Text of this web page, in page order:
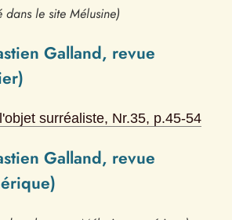
le site Mélusine)
Galland, revue
surréaliste, Nr.35, p.45-54
Galland, revue